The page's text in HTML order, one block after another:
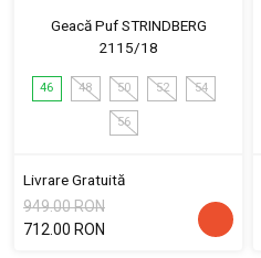
Geacă Puf STRINDBERG
2115/18
46 48 50 52 54
56
Livrare Gratuită
949.00 RON
712.00 RON